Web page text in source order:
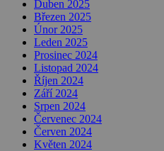
Duben 2025
Březen 2025
Únor 2025
Leden 2025
Prosinec 2024
Listopad 2024
Říjen 2024
Září 2024
Srpen 2024
Červenec 2024
Červen 2024
Květen 2024